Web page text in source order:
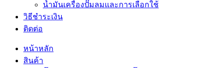
น้ำมันเครื่องปั๊มลมและการเลือกใช้
วิธีชำระเงิน
ติดต่อ
หน้าหลัก
สินค้า